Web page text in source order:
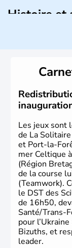
Histoire et
remonte au
Odessa sont les
Les jeux sont
de La
et Port-la-
mer Celtique
(Région
de la course
(Teamwork).
le DST des
de 16h50,
Santé/Trans-
pour
Bizuths, et
leader.